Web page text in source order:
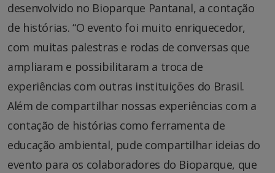
desenvolvido no Bioparque Pantanal, a contação
de histórias. “O evento foi muito enriquecedor,
com muitas palestras e rodas de conversas que
ampliaram e possibilitaram a troca de
experiências com outras instituições do Brasil.
Além de compartilhar nossas experiências com a
contação de histórias como ferramenta de
educação ambiental, pude compartilhar ideias do
evento para os colaboradores do Bioparque, que